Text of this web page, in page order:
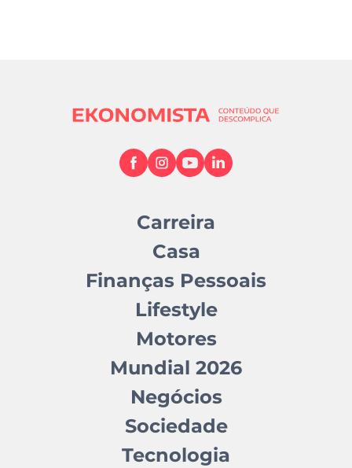
Carreira
Casa
Finanças Pessoais
Lifestyle
Motores
Mundial 2026
Negócios
Sociedade
Tecnologia